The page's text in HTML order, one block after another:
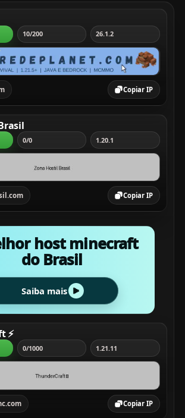
Minecraft, mostrando rank,
Copiar IP
10/200 26.1.2
Copiar IP
0/0 1.20.1
host minecraft
do Brasil
Saiba mais
Copiar IP
⚡
0/1000 1.21.11